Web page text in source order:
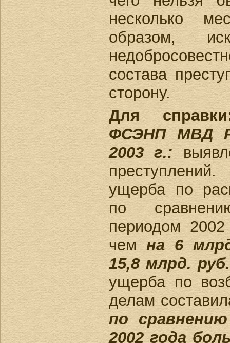
несколько
образом,
состава
сторону.
Для
ФСЭНП МВД
2003 г.:
ущерба по
по
периодом 2002
чемна 6
15,8 млрд. руб.
ущерба по
делам
по
2002 года